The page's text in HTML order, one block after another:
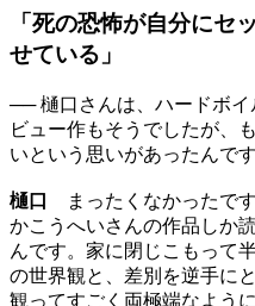
「死の恐怖が自分にセ
せている」
── 樋口さんは、ハードボ
ビュー作もそうでしたが、
いという思いがあったんで
樋口
まったくなかったで
かこうへいさんの作品しか
んです。家に閉じこもって
の世界観と、差別を逆手に
観ってすごく両極端なよう